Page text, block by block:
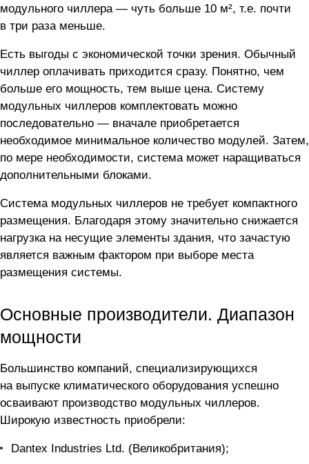
модульного чиллера — чуть больше 10 м², т.е. почти
в три раза меньше.
Есть выгоды с экономической точки зрения. Обычный
чиллер оплачивать приходится сразу. Понятно, чем
больше его мощность, тем выше цена. Систему
модульных чиллеров комплектовать можно
последовательно — вначале приобретается
необходимое минимальное количество модулей. Затем,
по мере необходимости, система может наращиваться
дополнительными блоками.
Система модульных чиллеров не требует компактного
размещения. Благодаря этому значительно снижается
нагрузка на несущие элементы здания, что зачастую
является важным фактором при выборе места
размещения системы.
Основные производители. Диапазон
мощности
Большинство компаний, специализирующихся
на выпуске климатического оборудования успешно
осваивают производство модульных чиллеров.
Широкую известность приобрели:
Dantex Industries Ltd. (Великобритания);